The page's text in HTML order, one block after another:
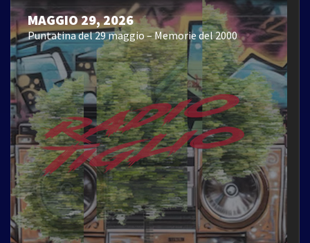
MAGGIO 29, 2026
Puntatina del 29 maggio – Memorie del 2000